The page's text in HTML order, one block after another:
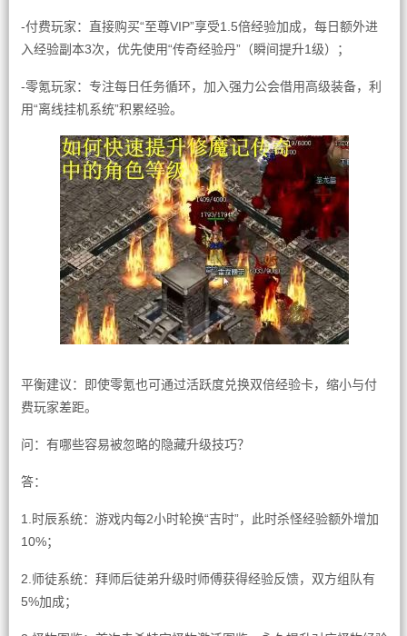
-付费玩家：直接购买“至尊VIP”享受1.5倍经验加成，每日额外进
入经验副本3次，优先使用“传奇经验丹”（瞬间提升1级）；
-零氪玩家：专注每日任务循环，加入强力公会借用高级装备，利
用“离线挂机系统”积累经验。
平衡建议：即使零氪也可通过活跃度兑换双倍经验卡，缩小与付
费玩家差距。
问：有哪些容易被忽略的隐藏升级技巧？
答：
1.时辰系统：游戏内每2小时轮换“吉时”，此时杀怪经验额外增加
10%；
2.师徒系统：拜师后徒弟升级时师傅获得经验反馈，双方组队有
5%加成；